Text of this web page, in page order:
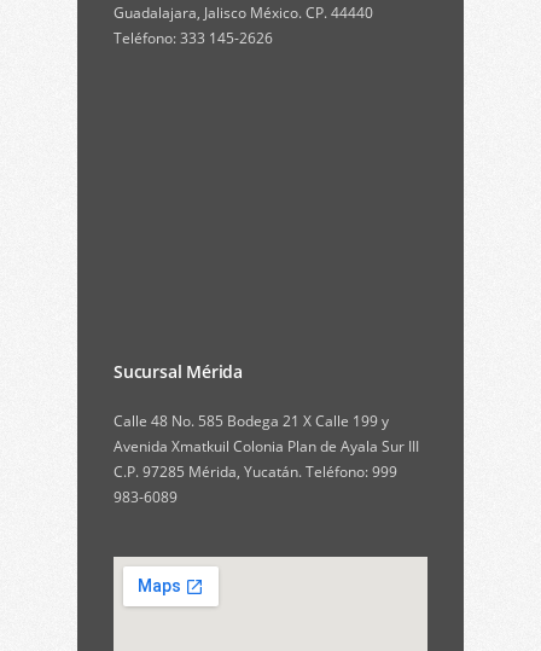
Guadalajara, Jalisco México. CP. 44440
Teléfono: 333 145-2626
Sucursal Mérida
Calle 48 No. 585 Bodega 21 X Calle 199 y
Avenida Xmatkuil Colonia Plan de Ayala Sur III
C.P. 97285 Mérida, Yucatán. Teléfono: 999
983-6089